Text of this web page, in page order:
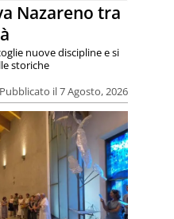
Nazareno tra
Pubblicato il 7 Agosto, 2026
nuove discipline e si
storiche